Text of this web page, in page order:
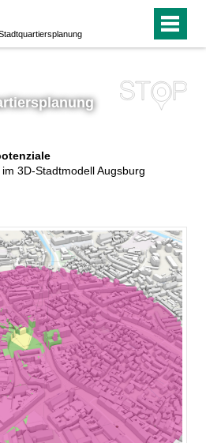
3D-Stadtmodell Augsburg